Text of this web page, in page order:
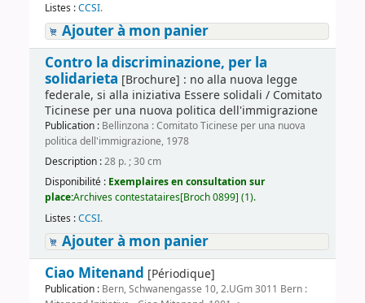
Listes :CCSI.
Ajouter à mon panier
Contro la discriminazione, per la
solidarieta [Brochure] : no alla nuova legge
federale, si alla iniziativa Essere solidali / Comitato
Ticinese per una nuova politica dell'immigrazione
Publication : Bellinzona : Comitato Ticinese per una nuova
politica dell'immigrazione, 1978
Description :28 p. ; 30 cm
Disponibilité : Exemplaires en consultation sur
place:Archives contestataires[Broch 0899] (1).
Listes :CCSI.
Ajouter à mon panier
Ciao Mitenand [Périodique]
Publication : Bern, Schwanengasse 10, 2.UGm 3011 Bern :